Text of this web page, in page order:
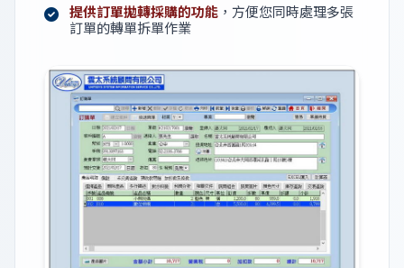
提供訂單拋轉採購的功能 ，方便您同時處理多張
訂單的轉單拆單作業